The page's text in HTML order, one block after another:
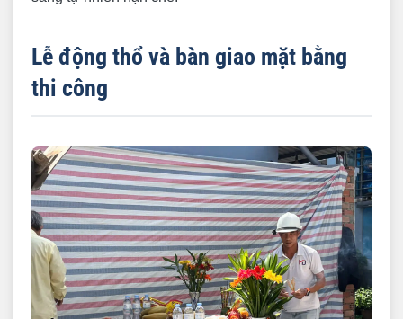
Lễ động thổ và bàn giao mặt bằng
thi công